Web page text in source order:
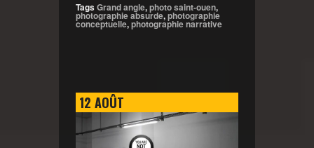
TagsGrand angle,photo saint-ouen,
photographie absurde,photographie
conceptuelle,photographie narrative
12 AOÛT